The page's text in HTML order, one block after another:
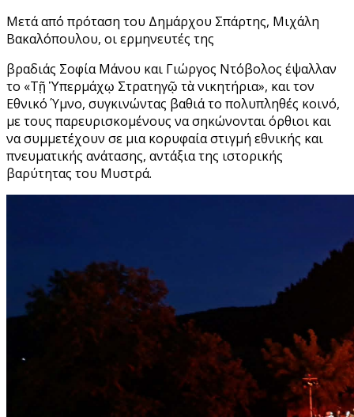
Μετά από πρόταση του Δημάρχου Σπάρτης, Μιχάλη
Βακαλόπουλου, οι ερμηνευτές της
βραδιάς Σοφία Μάνου και Γιώργος Ντόβολος έψαλλαν
το «Τῇ Ὑπερμάχῳ Στρατηγῷ τὰ νικητήρια», και τον
Εθνικό Ύμνο, συγκινώντας βαθιά το πολυπληθές κοινό,
με τους παρευρισκομένους να σηκώνονται όρθιοι και
να συμμετέχουν σε μια κορυφαία στιγμή εθνικής και
πνευματικής ανάτασης, αντάξια της ιστορικής
βαρύτητας του Μυστρά.